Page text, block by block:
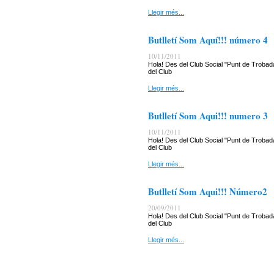
Llegir més...
Butlletí Som Aquí!!! número 4
10/11/2011
Hola! Des del Club Social "Punt de
del Club
Llegir més...
Butlletí Som Aqui!!! numero 3
10/11/2011
Hola! Des del Club Social "Punt de
del Club
Llegir més...
Butlletí Som Aqui!!! Número2
20/09/2011
Hola! Des del Club Social "Punt de
del Club
Llegir més...